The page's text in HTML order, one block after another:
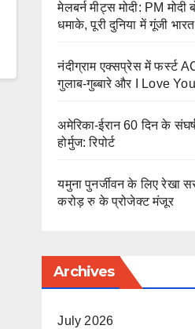
मेलबर्न मीट्स मोदी: PM
धमाके, पूरी दुनिया में गूंजी
नंदीग्राम एक्सप्रेस में फर्स्ट
गुलाब-गुब्बारे और I Love
अमेरिका-ईरान 60 दिन के
होर्मुज: रिपोर्ट
यमुना पुनर्जीवन के लिए रेखा
करोड़ रु के प्रोजेक्ट मंजूर
Archives
July 2026